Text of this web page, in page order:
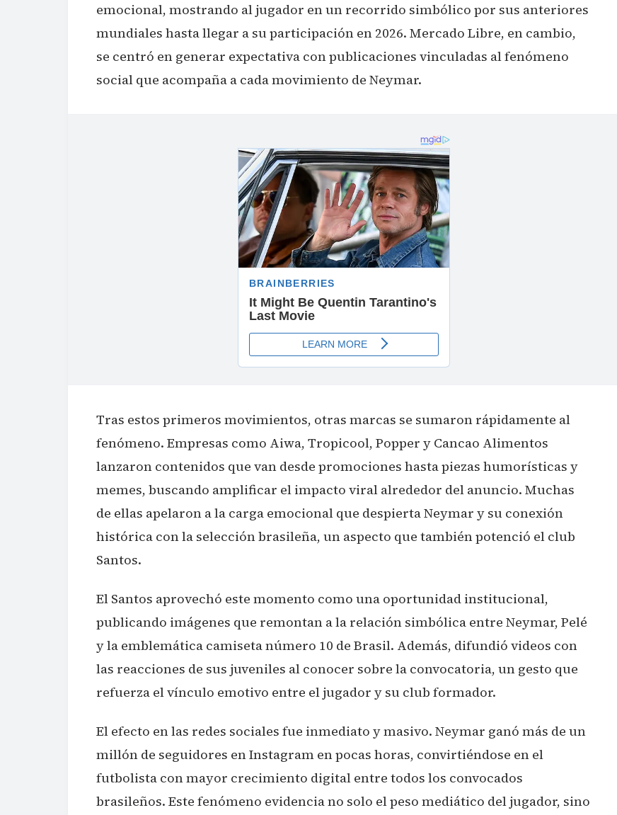
emocional, mostrando al jugador en un recorrido simbólico por sus anteriores
mundiales hasta llegar a su participación en 2026. Mercado Libre, en cambio,
se centró en generar expectativa con publicaciones vinculadas al fenómeno
social que acompaña a cada movimiento de Neymar.
Tras estos primeros movimientos, otras marcas se sumaron rápidamente al
fenómeno. Empresas como Aiwa, Tropicool, Popper y Cancao Alimentos
lanzaron contenidos que van desde promociones hasta piezas humorísticas y
memes, buscando amplificar el impacto viral alrededor del anuncio. Muchas
de ellas apelaron a la carga emocional que despierta Neymar y su conexión
histórica con la selección brasileña, un aspecto que también potenció el club
Santos.
El Santos aprovechó este momento como una oportunidad institucional,
publicando imágenes que remontan a la relación simbólica entre Neymar, Pelé
y la emblemática camiseta número 10 de Brasil. Además, difundió videos con
las reacciones de sus juveniles al conocer sobre la convocatoria, un gesto que
refuerza el vínculo emotivo entre el jugador y su club formador.
El efecto en las redes sociales fue inmediato y masivo. Neymar ganó más de un
millón de seguidores en Instagram en pocas horas, convirtiéndose en el
futbolista con mayor crecimiento digital entre todos los convocados
brasileños. Este fenómeno evidencia no solo el peso mediático del jugador, sino